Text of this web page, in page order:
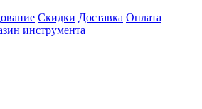
Скидки Доставка Оплата
инструмента